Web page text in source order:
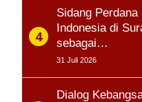
Sidang
Indonesia di
sebagai…
31 Juli 2026
Dialog